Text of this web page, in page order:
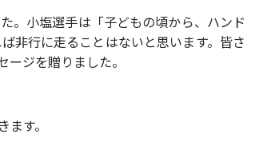
。小塩選手は「子どもの頃から、ハンド
非行に走ることはないと思います。皆さ
ジを贈りました。
す。